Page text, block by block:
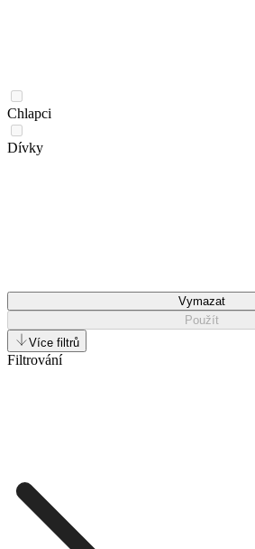
Chlapci
Dívky
Vymazat
Použít
Více filtrů
Filtrování